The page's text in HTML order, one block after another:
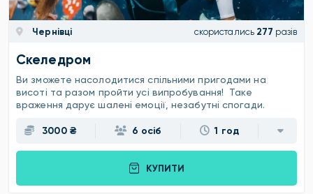
Чернівці скористались 277 разів
Скеледром
Ви зможете насолодитися спільними пригодами на
висоті та разом пройти усі випробування! Таке
враження дарує шалені емоції, незабутні спогади.
3000 ₴ 6 осіб 1 год
КУПИТИ